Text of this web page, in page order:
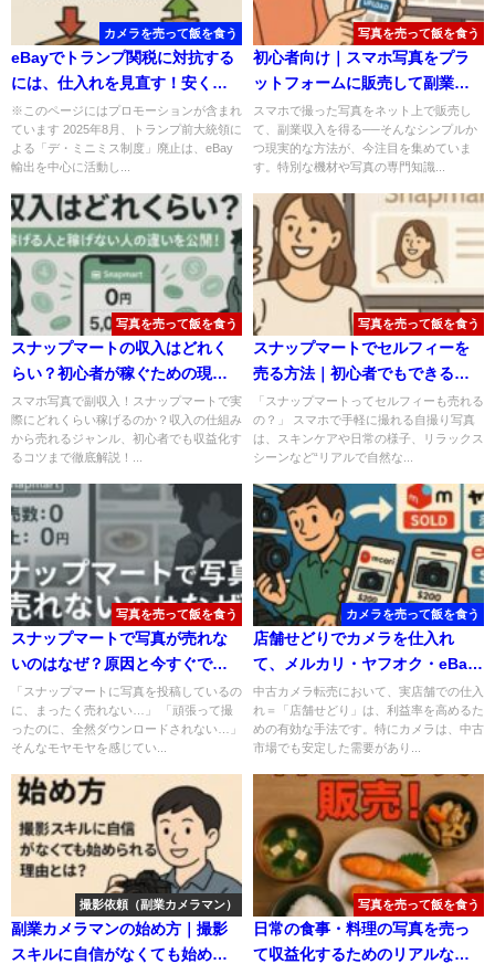
カメラを売って飯を食う
eBayでトランプ関税に対抗する
には、仕入れを見直す！安く仕
入れて高く売る？
※このページにはプロモーションが含まれ
ています 2025年8月、トランプ前大統領に
よる「デ・ミニミス制度」廃止は、eBay
輸出を中心に活動し...
写真を売って飯を食う
初心者向け｜スマホ写真をプラ
ットフォームに販売して副業収
入を得る方法
スマホで撮った写真をネット上で販売し
て、副業収入を得る──そんなシンプルか
つ現実的な方法が、今注目を集めていま
す。特別な機材や写真の専門知識...
写真を売って飯を食う
スナップマートの収入はどれく
らい？初心者が稼ぐための現実
と戦略を解説中
スマホ写真で副収入！スナップマートで実
際にどれくらい稼げるのか？収入の仕組み
から売れるジャンル、初心者でも収益化す
るコツまで徹底解説！...
写真を売って飯を食う
スナップマートでセルフィーを
売る方法｜初心者でもできる自
撮り写真の稼ぎ方
「スナップマートってセルフィーも売れる
の？」 スマホで手軽に撮れる自撮り写真
は、スキンケアや日常の様子、リラックス
シーンなど“リアルで自然な...
写真を売って飯を食う
スナップマートで写真が売れな
いのはなぜ？原因と今すぐでき
る改善策を解説！
「スナップマートに写真を投稿しているの
に、まったく売れない…」 「頑張って撮
ったのに、全然ダウンロードされない…」
そんなモヤモヤを感じてい...
カメラを売って飯を食う
店舗せどりでカメラを仕入れ
て、メルカリ・ヤフオク・eBay
で売る転売戦略
中古カメラ転売において、実店舗での仕入
れ＝「店舗せどり」は、利益率を高めるた
めの有効な手法です。特にカメラは、中古
市場でも安定した需要があり...
撮影依頼（副業カメラマン）
副業カメラマンの始め方｜撮影
スキルに自信がなくても始めら
写真を売って飯を食う
日常の食事・料理の写真を売っ
て収益化するためのリアルな方